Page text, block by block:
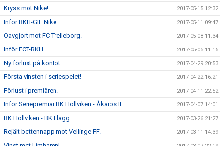
Kryss mot Nike! 2017-05-15 12:32
Inför BKH-GIF Nike 2017-05-11 09:47
Oavgjort mot FC Trelleborg. 2017-05-08 11:34
Inför FCT-BKH 2017-05-05 11:16
Ny förlust på kontot... 2017-04-29 20:53
Första vinsten i seriespelet! 2017-04-22 16:21
Förlust i premiären. 2017-04-11 22:52
Inför Seriepremiär BK Höllviken - Åkarps IF 2017-04-07 14:01
BK Höllviken - BK Flagg 2017-03-26 21:27
Rejält bottennapp mot Vellinge FF. 2017-03-11 14:39